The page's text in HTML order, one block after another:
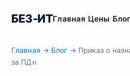
БЕЗ-ИТГлавная Цены Блог
Главная → Блог → Приказ о
за ПДн